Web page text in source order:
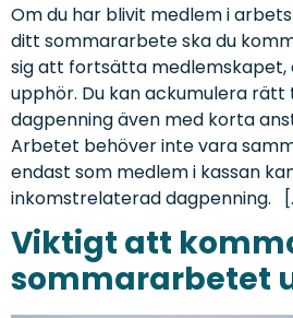
Om du har blivit medlem i
ditt sommararbete ska du
sig att fortsätta
upphör. Du kan ackumulera
dagpenning även med korta
Arbetet behöver inte vara
endast som medlem i kassan
inkomstrelaterad dagpenning.
Viktigt att
sommararbetet